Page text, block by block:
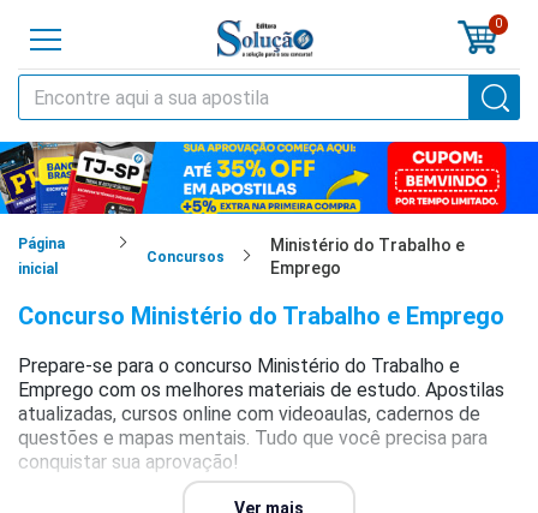
0
Página
inicial
Concursos
Ministério do Trabalho e
Emprego
Concurso Ministério do Trabalho e Emprego
Prepare-se para o concurso Ministério do Trabalho e
Emprego com os melhores materiais de estudo. Apostilas
atualizadas, cursos online com videoaulas, cadernos de
questões e mapas mentais. Tudo que você precisa para
conquistar sua aprovação!
Ver mais